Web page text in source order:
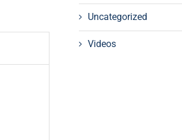
Uncategorized
Videos